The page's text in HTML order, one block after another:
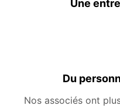
Une
Du
Nos associés ont